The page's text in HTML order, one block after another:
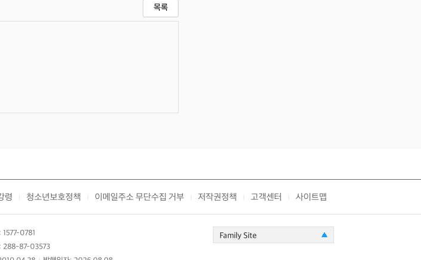
목록
령 청소년보호정책 이메일주소 무단수집 거부 저작권정책 고객센터 사이트맵
1577-0781
288-87-03573
Family Site